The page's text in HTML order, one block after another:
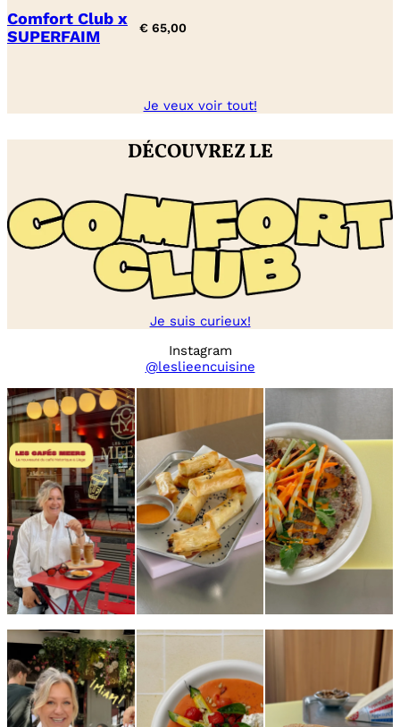
Comfort Club x
SUPERFAIM
€ 65,00
Je veux voir tout!
DÉCOUVREZ LE
Je suis curieux!
Instagram
@leslieencuisine